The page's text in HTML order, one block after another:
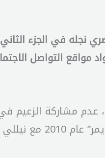
غياب 13 عاماً؟، هل يشارك الفنان المصري نجله في الجزء
عديدة تداولها رواد مواقع التواصل
عدم مشاركة الزعيم
نجله محمد إمام، نافياً الأمر جملة وتفصيلاً، حتى ظهوره كضيف شرف. وكان آخر عمل